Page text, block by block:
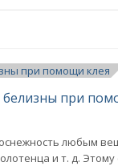
при
любым
и т. д.